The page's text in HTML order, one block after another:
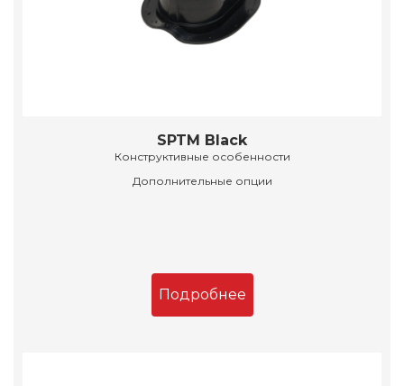
SPTM Black
Конструктивные особенности
Дополнительные опции
Подробнее